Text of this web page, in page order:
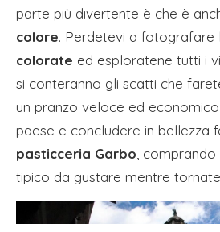
parte più divertente è che è
colore. Perdetevi a fotografare
colorate ed esploratene tutti i
si conteranno gli scatti che
un pranzo veloce ed
paese e concludere in bellezza
pasticceria Garbo ,
tipico da gustare mentre